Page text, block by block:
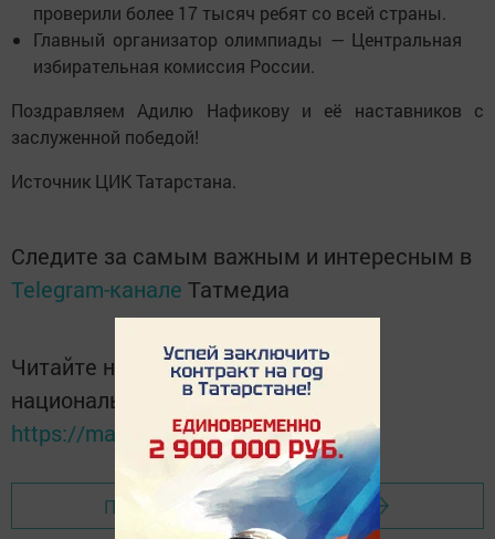
проверили более 17 тысяч ребят со всей страны.
Главный организатор олимпиады — Центральная
избирательная комиссия России.
Поздравляем Адилю Нафикову и её наставников с
заслуженной победой!
Источник ЦИК Татарстана.
Следите за самым важным и интересным в
Telegram-канале Татмедиа
Читайте новости Татарстана в
национальном мессенджере MАХ:
https://max.ru/tatmedia
Перейти на страницу новости